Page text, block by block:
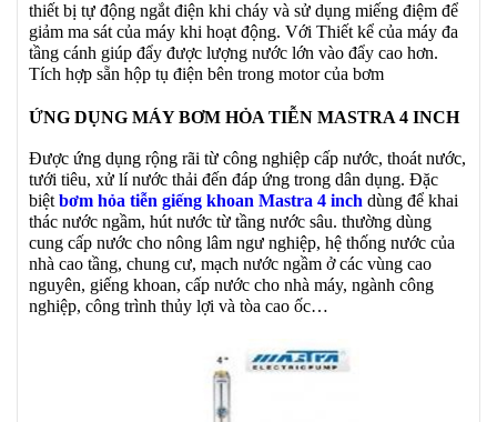
thiết bị tự động ngắt điện khi cháy và sử dụng miếng điệm để
giảm ma sát của máy khi hoạt động. Với Thiết kể của máy đa
tầng cánh giúp đẩy được lượng nước lớn vào đẩy cao hơn.
Tích hợp sẵn hộp tụ điện bên trong motor của bơm
ỨNG DỤNG MÁY BƠM HỎA TIỄN MASTRA 4 INCH
Được ứng dụng rộng rãi từ công nghiệp cấp nước, thoát nước,
tưới tiêu, xử lí nước thải đến đáp ứng trong dân dụng. Đặc
biệt bơm hỏa tiễn giếng khoan Mastra 4 inch dùng để khai
thác nước ngầm, hút nước từ tầng nước sâu. thường dùng
cung cấp nước cho nông lâm ngư nghiệp, hệ thống nước của
nhà cao tầng, chung cư, mạch nước ngầm ở các vùng cao
nguyên, giếng khoan, cấp nước cho nhà máy, ngành công
nghiệp, công trình thủy lợi và tòa cao ốc…